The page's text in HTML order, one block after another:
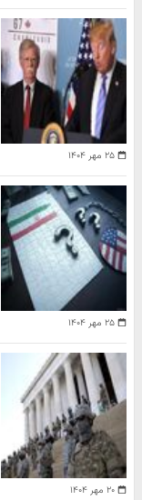
۲۵ مهر ۱۴۰۴
۲۵ مهر ۱۴۰۴
۲۰ مهر ۱۴۰۴